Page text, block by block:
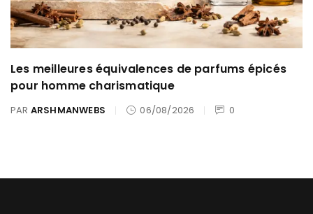
Les meilleures équivalences de parfums épicés
pour homme charismatique
PAR ARSHMANWEBS 06/08/2026 0